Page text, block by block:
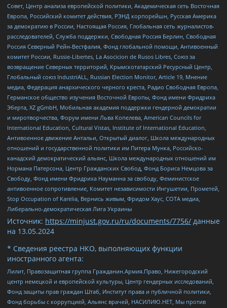
Совет, Центр анализа европейской политики, Академическая сеть Восточная
Европа, Российский комитет действия, РЭНД корпорейшн, Русская Америка
за демократию в России, Настоящая Россия, Глобальная сеть журналистов-
расследователей, Служба поддержки, Свободная Россия Берлин, Свободная
Россия Северный Рейн-Вестфалия, Фонд глобальной помощи, Антивоенный
комитет России, Russie-Libertes, La Asocicion de Rusos Libres, Союз за
возвращение Северных территорий, Крымскотатарский Ресурсный Центр,
Глобальный союз IndustriALL, Russian Election Monitor, Article 19, Мнение
медиа, Федерация анархического черного креста, Радио Свободная Европа,
Германское общество изучения Восточной Европы, Фонд имени Фридриха
Эберта, XZ gGmbH, Мобильная академия поддержки гендерной демократии
и миротворчества, Форум имени Льва Копелева, American Councils for
International Education, Cultural Vistas, Institute of International Education,
Антивоенное движение Антальи, Открытый диалог, Школа международных
отношений и государственной политики им Питера Мунка, Российско-
канадский демократический альянс, Школа международных отношений им
Нормана Патерсона, Центр Гражданских Свобод, Фонд Бориса Немцова за
Свободу, Фонд имени Фридриха Науманна за свободу, Феминистское
антивоенное сопротивление, Комитет независимости Ингушетии, Прометей,
Stop Occupation of Karelia, Вернись живым, Фридом Хаус, СОТА медиа,
Либерально-демократическая Лига Украины
Источник: https://minjust.gov.ru/ru/documents/7756/ данные
на 13.05.2024
* Сведения реестра НКО, выполняющих функции
иностранного агента:
Лилит, Правозащитная группа Гражданин.Армия.Право, Нижегородский
центр немецкой и европейской культуры, Центр гендерных исследований,
Фонд защиты прав граждан Штаб, Институт права и публичной политики,
Фонд борьбы с коррупцией, Альянс врачей, НАСИЛИЮ.НЕТ, Мы против